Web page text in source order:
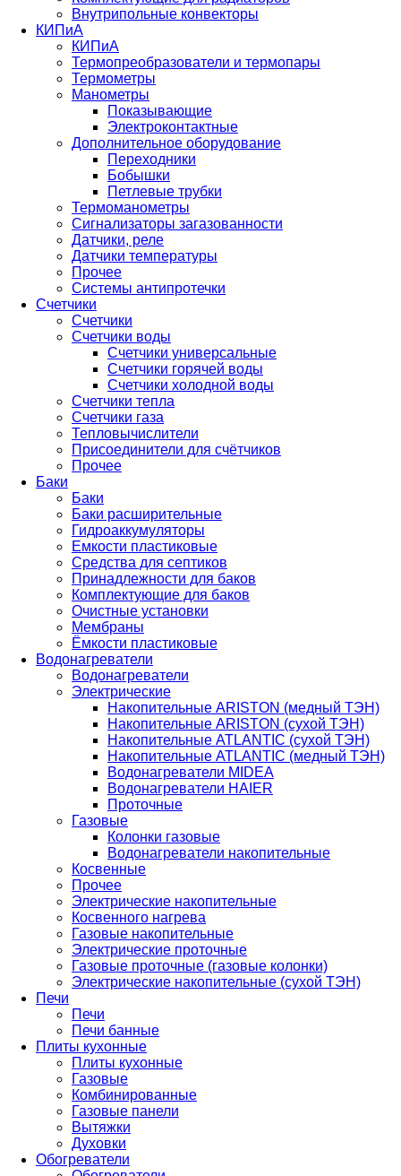
Внутрипольные конвекторы
КИПиА
КИПиА
Термопреобразователи и термопары
Термометры
Манометры
Показывающие
Электроконтактные
Дополнительное оборудование
Переходники
Бобышки
Петлевые трубки
Термоманометры
Сигнализаторы загазованности
Датчики, реле
Датчики температуры
Прочее
Системы антипротечки
Счетчики
Счетчики
Счетчики воды
Счетчики универсальные
Счетчики горячей воды
Счетчики холодной воды
Счетчики тепла
Счетчики газа
Тепловычислители
Присоединители для счётчиков
Прочее
Баки
Баки
Баки расширительные
Гидроаккумуляторы
Емкости пластиковые
Средства для септиков
Принадлежности для баков
Комплектующие для баков
Очистные установки
Мембраны
Ёмкости пластиковые
Водонагреватели
Водонагреватели
Электрические
Накопительные ARISTON (медный ТЭН)
Накопительные ARISTON (сухой ТЭН)
Накопительные ATLANTIC (сухой ТЭН)
Накопительные ATLANTIC (медный ТЭН)
Водонагреватели MIDEA
Водонагреватели HAIER
Проточные
Газовые
Колонки газовые
Водонагреватели накопительные
Косвенные
Прочее
Электрические накопительные
Косвенного нагрева
Газовые накопительные
Электрические проточные
Газовые проточные (газовые колонки)
Электрические накопительные (сухой ТЭН)
Печи
Печи
Печи банные
Плиты кухонные
Плиты кухонные
Газовые
Комбинированные
Газовые панели
Вытяжки
Духовки
Обогреватели